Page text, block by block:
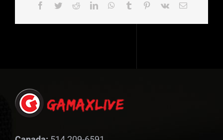
Facebook
TwitterRedditLinkedInWhatsApp
Tumblr Pinterest
Vk Email